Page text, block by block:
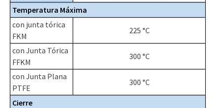
Temperatura Máxima
con junta tórica
FKM
225 °C
con Junta Tórica
FFKM
300 °C
con Junta Plana
PTFE
300 °C
Cierre